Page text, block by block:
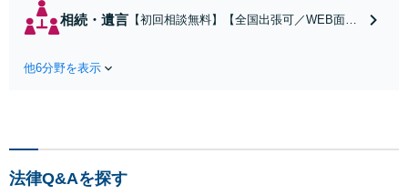
護士にお任せくだ
相続・遺言 【初回相談無料】【全国出張可／WEB面談
他6分野を表示
法律Q&Aを探す